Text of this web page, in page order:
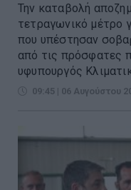
Την καταβολή
τετραγωνικό μέτρο
που υπέστησαν
από τις πρόσφατες
υφυπουργός
09:45 | 06 Αυγούστου